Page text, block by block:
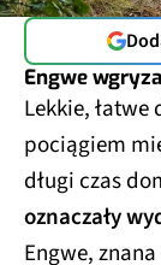
Engwe
Lekkie,
pociągiem
długi czas
oznaczały
Engwe,